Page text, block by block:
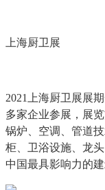
上海厨卫展
2021上海厨卫展展
多家企业参展，展
锅炉、空调、管道
柜、卫浴设施、龙
中国最具影响力的